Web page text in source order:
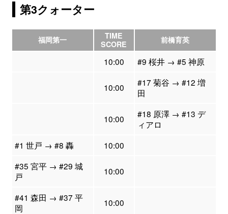
第3クォーター
福岡第一
TIME
SCORE
前橋育英
10:00 #9 桜井 → #5 神原
10:00
#17 菊谷 → #12 増
田
10:00
#18 原澤 → #13 デ
ィアロ
#1 世戸 → #8 轟
10:00
#35 宮平 → #29 城
戸
10:00
#41 森田 → #37 平
岡
10:00